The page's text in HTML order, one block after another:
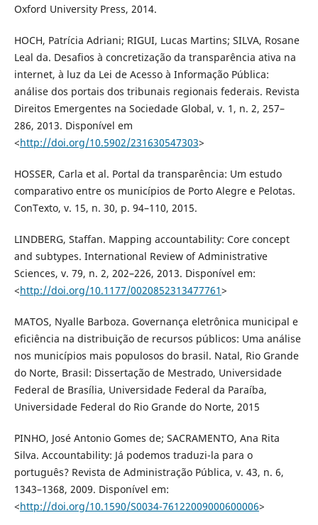
Oxford University Press, 2014.
HOCH, Patrícia Adriani; RIGUI, Lucas Martins; SILVA, Rosane
Leal da. Desafios à concretização da transparência ativa na
internet, à luz da Lei de Acesso à Informação Pública:
análise dos portais dos tribunais regionais federais. Revista
Direitos Emergentes na Sociedade Global, v. 1, n. 2, 257–
286, 2013. Disponível em
<http://doi.org/10.5902/231630547303>
HOSSER, Carla et al. Portal da transparência: Um estudo
comparativo entre os municípios de Porto Alegre e Pelotas.
ConTexto, v. 15, n. 30, p. 94–110, 2015.
LINDBERG, Staffan. Mapping accountability: Core concept
and subtypes. International Review of Administrative
Sciences, v. 79, n. 2, 202–226, 2013. Disponível em:
<http://doi.org/10.1177/0020852313477761>
MATOS, Nyalle Barboza. Governança eletrônica municipal e
eficiência na distribuição de recursos públicos: Uma análise
nos municípios mais populosos do brasil. Natal, Rio Grande
do Norte, Brasil: Dissertação de Mestrado, Universidade
Federal de Brasília, Universidade Federal da Paraíba,
Universidade Federal do Rio Grande do Norte, 2015
PINHO, José Antonio Gomes de; SACRAMENTO, Ana Rita
Silva. Accountability: Já podemos traduzi-la para o
português? Revista de Administração Pública, v. 43, n. 6,
1343–1368, 2009. Disponível em:
<http://doi.org/10.1590/S0034-76122009000600006>